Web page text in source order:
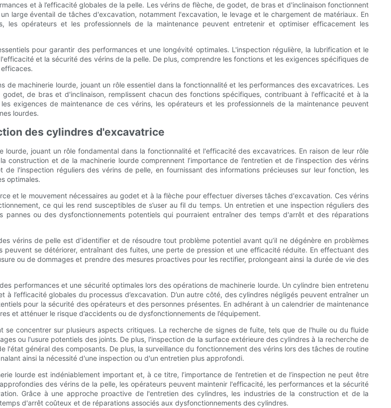
et à l’efficacité globales de la pelle. Les vérins de flèche, de godet, de bras et d'inclinaison fonctionnent
large éventail de tâches d'excavation, notamment l'excavation, le levage et le chargement de matériaux. En
opérateurs et les professionnels de la maintenance peuvent entretenir et optimiser efficacement les
pour garantir des performances et une longévité optimales. L'inspection régulière, la lubrification et le
et la sécurité des vérins de la pelle. De plus, comprendre les fonctions et les exigences spécifiques de
machinerie lourde, jouant un rôle essentiel dans la fonctionnalité et les performances des excavatrices. Les
de bras et d'inclinaison, remplissent chacun des fonctions spécifiques, contribuant à l'efficacité et à la
exigences de maintenance de ces vérins, les opérateurs et les professionnels de la maintenance peuvent
lourdes.
des cylindres d'excavatrice
jouant un rôle fondamental dans la fonctionnalité et l'efficacité des excavatrices. En raison de leur rôle
et de la machinerie lourde comprennent l’importance de l’entretien et de l’inspection des vérins
l'inspection réguliers des vérins de pelle, en fournissant des informations précieuses sur leur fonction, les
optimales.
et le mouvement nécessaires au godet et à la flèche pour effectuer diverses tâches d'excavation. Ces vérins
ce qui les rend susceptibles de s’user au fil du temps. Un entretien et une inspection réguliers des
ou des dysfonctionnements potentiels qui pourraient entraîner des temps d'arrêt et des réparations
vérins de pelle est d’identifier et de résoudre tout problème potentiel avant qu’il ne dégénère en problèmes
se détériorer, entraînant des fuites, une perte de pression et une efficacité réduite. En effectuant des
ou de dommages et prendre des mesures proactives pour les rectifier, prolongeant ainsi la durée de vie des
performances et une sécurité optimales lors des opérations de machinerie lourde. Un cylindre bien entretenu
l’efficacité globales du processus d’excavation. D’un autre côté, des cylindres négligés peuvent entraîner un
pour la sécurité des opérateurs et des personnes présentes. En adhérant à un calendrier de maintenance
et atténuer le risque d’accidents ou de dysfonctionnements de l’équipement.
concentrer sur plusieurs aspects critiques. La recherche de signes de fuite, tels que de l'huile ou du fluide
ou l'usure potentiels des joints. De plus, l'inspection de la surface extérieure des cylindres à la recherche de
général des composants. De plus, la surveillance du fonctionnement des vérins lors des tâches de routine
ainsi la nécessité d'une inspection ou d'un entretien plus approfondi.
lourde est indéniablement important et, à ce titre, l’importance de l’entretien et de l’inspection ne peut être
des vérins de la pelle, les opérateurs peuvent maintenir l'efficacité, les performances et la sécurité
Grâce à une approche proactive de l'entretien des cylindres, les industries de la construction et de la
d'arrêt coûteux et de réparations associés aux dysfonctionnements des cylindres.